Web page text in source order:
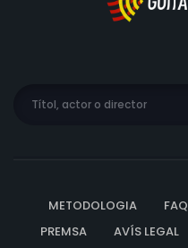
METODOLOGIA FAQ
PREMSA
AVÍS LEGAL